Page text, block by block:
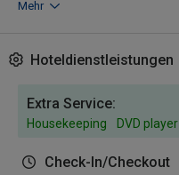
Mehr
Hoteldienstleistungen
Extra Service:
Housekeeping DVD player
Check-In/Checkout